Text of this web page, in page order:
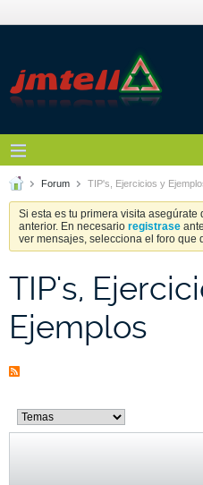
Forum TIP's, Ejercicios y
Si esta es tu primera visita asegúrate
anterior. En necesario registrase
ver mensajes, selecciona el foro que
TIP's,
Ejemplos